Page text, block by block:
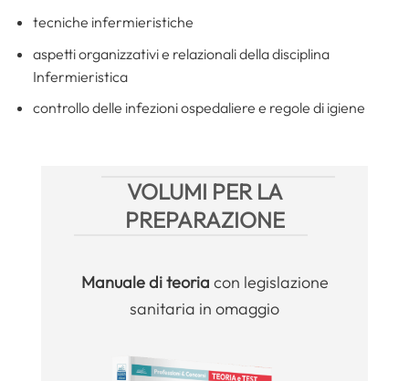
tecniche infermieristiche
aspetti organizzativi e relazionali della disciplina
Infermieristica
controllo delle infezioni ospedaliere e regole di igiene
VOLUMI PER LA
PREPARAZIONE
Manualedi teoria con legislazione
sanitaria in omaggio